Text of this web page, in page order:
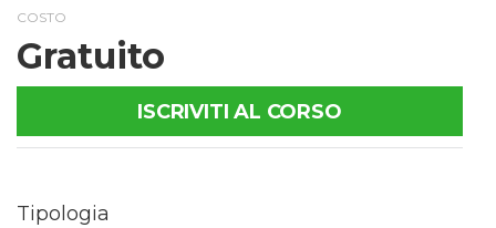
COSTO
Gratuito
ISCRIVITI AL CORSO
Tipologia